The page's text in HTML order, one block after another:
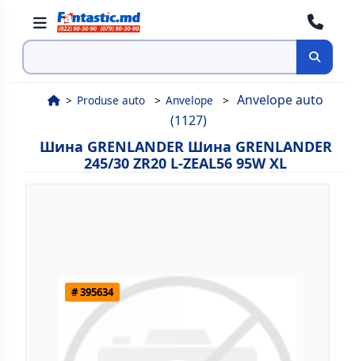
Поиск
Produse auto Anvelope
Anvelope auto
(1127)
Шина GRENLANDER Шина GRENLANDER
245/30 ZR20 L-ZEAL56 95W XL
# 395634